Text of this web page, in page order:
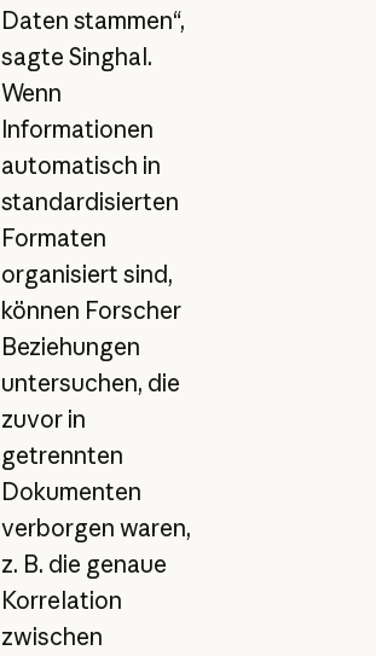
Daten stammen“,
sagte Singhal.
Wenn
Informationen
automatisch in
standardisierten
Formaten
organisiert sind,
können Forscher
Beziehungen
untersuchen, die
zuvor in
getrennten
Dokumenten
verborgen waren,
z. B. die genaue
Korrelation
zwischen